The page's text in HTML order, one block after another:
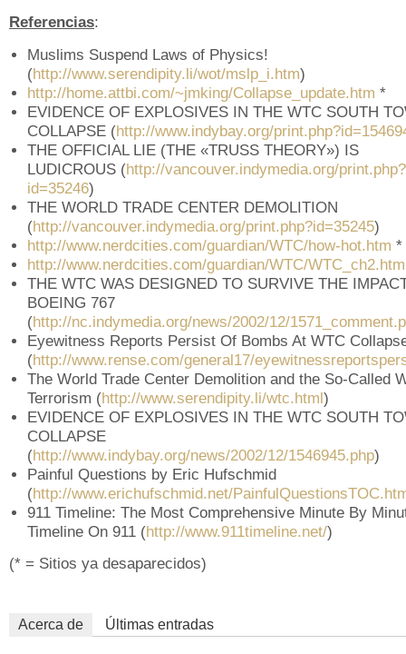
Referencias:
Muslims Suspend Laws of Physics!
(http://www.serendipity.li/wot/mslp_i.htm)
http://home.attbi.com/~jmking/Collapse_update.htm *
EVIDENCE OF EXPLOSIVES IN THE WTC SOUTH
COLLAPSE (http://www.indybay.org/
THE OFFICIAL LIE (THE «TRUSS THEORY») IS
LUDICROUS (http://vancouver.indymedia.org/print.php?
id=35246)
THE WORLD TRADE CENTER DEMOLITION
(http://vancouver.indymedia.org/print.php?id=35245)
http://www.nerdcities.com/guardian/WTC/how-hot.htm *
http://www.nerdcities.com/guardian/WTC/WTC_ch2.htm
THE WTC WAS DESIGNED TO SURVIVE THE
BOEING 767
(http://nc.indymedia.org/news/2002/12/
Eyewitness Reports Persist Of Bombs At WTC
(http://www.rense.com/general17/
The World Trade Center Demolition and the So-Called
Terrorism (http://www.serendipity.li/wtc.html)
EVIDENCE OF EXPLOSIVES IN THE WTC SOUTH
COLLAPSE
(http://www.indybay.org/news/2002/12/1546945.php)
Painful Questions by Eric Hufschmid
(http://www.erichufschmid.net/
911 Timeline: The Most Comprehensive Minute By
Timeline On 911 (http://www.911timeline.net/)
(* = Sitios ya desaparecidos)
Acerca de Últimas entradas